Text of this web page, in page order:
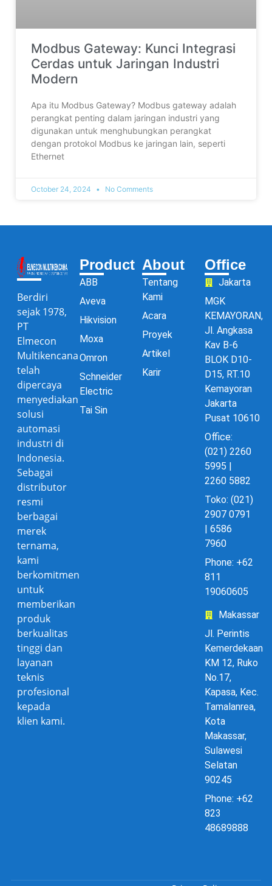
Modbus Gateway: Kunci Integrasi
Cerdas untuk Jaringan Industri
Modern
Apa itu Modbus Gateway? Modbus gateway adalah
perangkat penting dalam jaringan industri yang
digunakan untuk menghubungkan perangkat
dengan protokol Modbus ke jaringan lain, seperti
Ethernet
October 24, 2024 No Comments
Berdiri
sejak 1978,
PT
Elmecon
Multikencana
telah
dipercaya
menyediakan
solusi
automasi
industri di
Indonesia.
Sebagai
distributor
resmi
berbagai
merek
ternama,
kami
berkomitmen
untuk
memberikan
produk
berkualitas
tinggi dan
layanan
teknis
profesional
kepada
klien kami.
Product
ABB
Aveva
Hikvision
Moxa
Omron
Schneider
Electric
Tai Sin
About
Tentang
Kami
Acara
Proyek
Artikel
Karir
Office
Jakarta
MGK
KEMAYORAN,
Jl. Angkasa
Kav B-6
BLOK D10-
D15, RT.10
Kemayoran
Jakarta
Pusat 10610
Office:
(021) 2260
5995 |
2260 5882
Toko: (021)
2907 0791
| 6586
7960
Phone: +62
811
19060605
Makassar
Jl. Perintis
Kemerdekaan
KM 12, Ruko
No.17,
Kapasa, Kec.
Tamalanrea,
Kota
Makassar,
Sulawesi
Selatan
90245
Phone: +62
823
48689888